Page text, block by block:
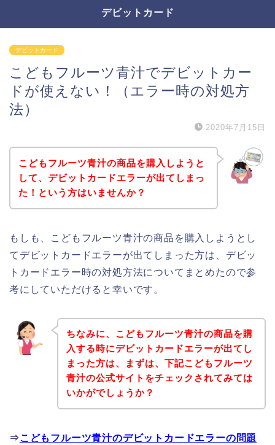
デビットカード
デビットカード
こどもフルーツ青汁でデビットカー
ドが使えない！（エラー時の対処方
法）
2020年7月15日
こどもフルーツ青汁の商品を購入しようと
して、デビットカードエラーが出てしまっ
た！という方はいませんか？
もしも、こどもフルーツ青汁の商品を購入しようとし
てデビットカードエラーが出てしまった方は、デビッ
トカードエラー時の対処方法についてまとめたので参
考にしていただけると幸いです。
ちなみに、こどもフルーツ青汁の商品を購
入する時にデビットカードエラーが出てし
まった方は、まずは、下記こどもフルーツ
青汁の公式サイトをチェックされてみては
いかがでしょうか？
⇒ こどもフルーツ青汁のデビットカードエラーの問題